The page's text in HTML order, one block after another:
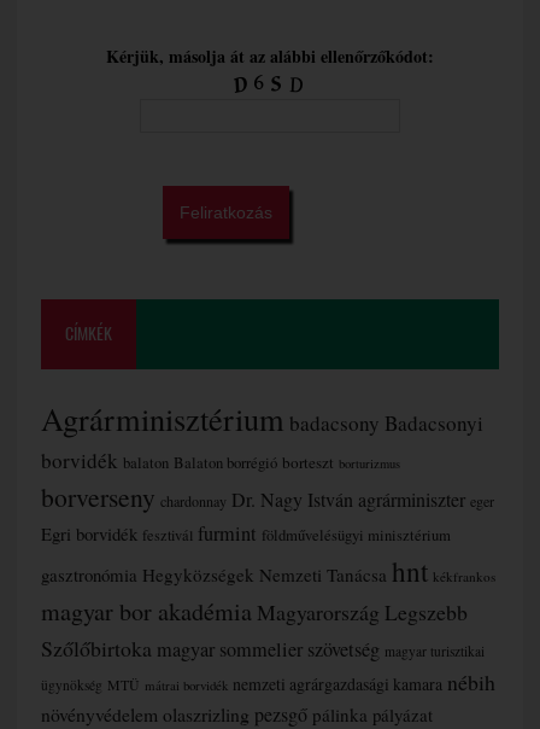
Kérjük, másolja át az alábbi ellenőrzőkódot:
CÍMKÉK
Agrárminisztérium badacsony Badacsonyi
borvidék balaton Balaton borrégió borteszt borturizmus
borverseny chardonnay Dr. Nagy István agrárminiszter eger
Egri borvidék fesztivál furmint földművelésügyi minisztérium
gasztronómia Hegyközségek Nemzeti Tanácsa hnt kékfrankos
magyar bor akadémia Magyarország Legszebb
Szőlőbirtoka magyar sommelier szövetség magyar turisztikai
ügynökség MTÜ mátrai borvidék nemzeti agrárgazdasági kamara nébih
növényvédelem olaszrizling pezsgő pálinka pályázat